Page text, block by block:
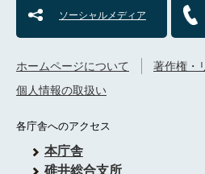
ソーシャルメディア
各庁舎へのアクセス
本庁舎
碓井総合支所
ホームページについて
著作権・
個人情報の取扱い